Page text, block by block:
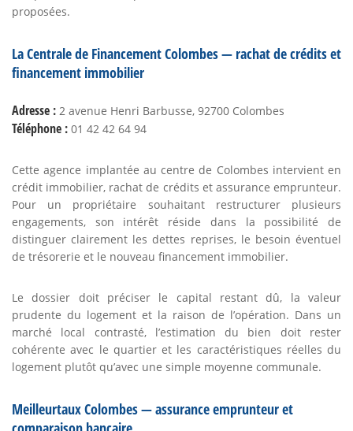
proposées.
La Centrale de Financement Colombes — rachat de crédits et
financement immobilier
Adresse : 2 avenue Henri Barbusse, 92700 Colombes
Téléphone : 01 42 42 64 94
Cette agence implantée au centre de Colombes intervient en
crédit immobilier, rachat de crédits et assurance emprunteur.
Pour un propriétaire souhaitant restructurer plusieurs
engagements, son intérêt réside dans la possibilité de
distinguer clairement les dettes reprises, le besoin éventuel
de trésorerie et le nouveau financement immobilier.
Le dossier doit préciser le capital restant dû, la valeur
prudente du logement et la raison de l’opération. Dans un
marché local contrasté, l’estimation du bien doit rester
cohérente avec le quartier et les caractéristiques réelles du
logement plutôt qu’avec une simple moyenne communale.
Meilleurtaux Colombes — assurance emprunteur et